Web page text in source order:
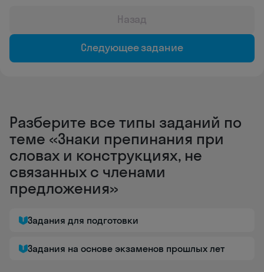
Назад
Следующее задание
Разберите все типы заданий по
теме «Знаки препинания при
словах и конструкциях, не
связанных с членами
предложения»
Задания для подготовки
Задания на основе экзаменов прошлых лет